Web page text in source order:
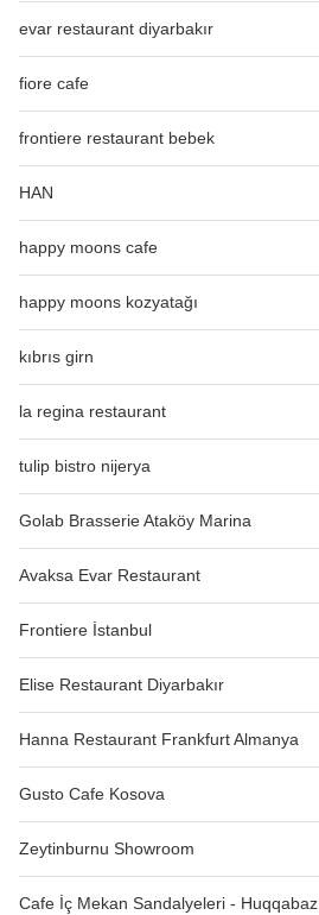
evar restaurant diyarbakır
fiore cafe
frontiere restaurant bebek
HAN
happy moons cafe
happy moons kozyatağı
kıbrıs girn
la regina restaurant
tulip bistro nijerya
Golab Brasserie Ataköy Marina
Avaksa Evar Restaurant
Frontiere İstanbul
Elise Restaurant Diyarbakır
Hanna Restaurant Frankfurt Almanya
Gusto Cafe Kosova
Zeytinburnu Showroom
Cafe İç Mekan Sandalyeleri - Huqqabaz